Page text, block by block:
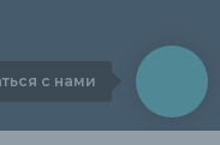
с нами